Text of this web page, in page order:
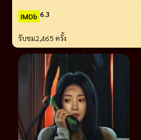
IMDb 6.3
รับชม2,465 ครั้ง